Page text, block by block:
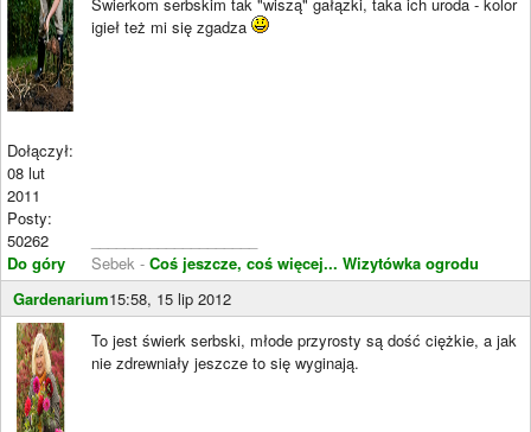
Dołączył:
08 lut
2011
Posty:
50262
Do góry
igieł też mi się zgadza
Sebek - Coś jeszcze, coś więcej... Wizytówka ogrodu
Gardenarium15:58, 15 lip 2012
To jest świerk serbski, młode przyrosty są dość ciężkie, a jak
nie zdrewniały jeszcze to się wyginają.